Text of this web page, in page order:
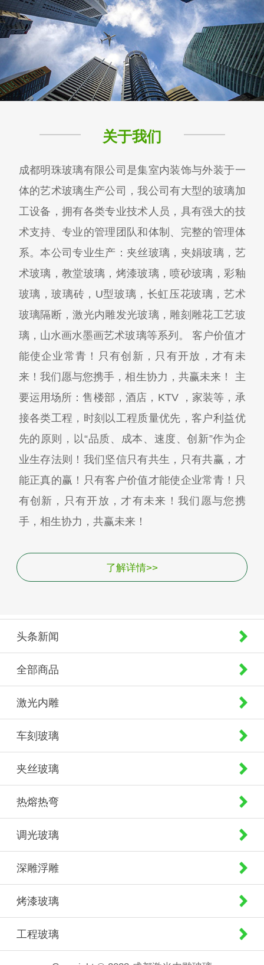
关于我们
成都明珠玻璃有限公司是集室内装饰与外装于一
体的艺术玻璃生产公司，我公司有大型的玻璃加
工设备，拥有各类专业技术人员，具有强大的技
术支持、专业的管理团队和体制、完整的管理体
系。本公司专业生产：夹丝玻璃，夹娟玻璃，艺
术玻璃，教堂玻璃，烤漆玻璃，喷砂玻璃，彩釉
玻璃，玻璃砖，U型玻璃，长虹压花玻璃，艺术
玻璃隔断，激光内雕发光玻璃，雕刻雕花工艺玻
璃，山水画水墨画艺术玻璃等系列。 客户价值才
能使企业常青！只有创新，只有开放，才有未
来！我们愿与您携手，相生协力，共赢未来！ 主
要运用场所：售楼部，酒店，KTV ，家装等，承
接各类工程，时刻以工程质量优先，客户利益优
先的原则，以“品质、成本、速度、创新”作为企
业生存法则！我们坚信只有共生，只有共赢，才
能正真的赢！只有客户价值才能使企业常青！只
有创新，只有开放，才有未来！我们愿与您携
手，相生协力，共赢未来！
了解详情>>
头条新闻
全部商品
激光内雕
车刻玻璃
夹丝玻璃
热熔热弯
调光玻璃
深雕浮雕
烤漆玻璃
工程玻璃